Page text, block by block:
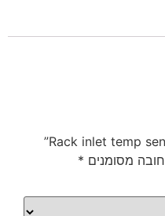
מסומנים *